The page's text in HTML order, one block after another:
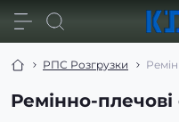
РПС Розгрузки
Ремінно-